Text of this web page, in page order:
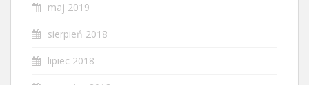
maj 2019
sierpień 2018
lipiec 2018